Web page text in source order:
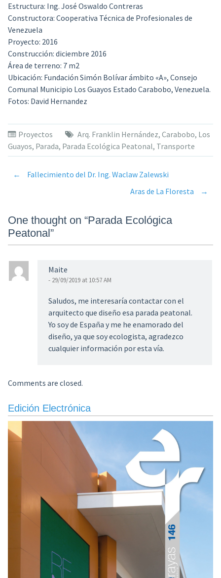
Estructura: Ing. José Oswaldo Contreras
Constructora: Cooperativa Técnica de Profesionales de
Venezuela
Proyecto: 2016
Construcción: diciembre 2016
Área de terreno: 7 m2
Ubicación: Fundación Simón Bolívar ámbito «A», Consejo
Comunal Municipio Los Guayos Estado Carabobo, Venezuela.
Fotos: David Hernandez
Proyectos Arq. Franklin Hernández, Carabobo, Los
Guayos, Parada, Parada Ecológica Peatonal, Transporte
Post
navigation
←
Fallecimiento del Dr. Ing. Waclaw Zalewski
Aras de La Floresta
→
One thought on “Parada Ecológica
Peatonal”
Maite
- 29/09/2019 at 10:57 AM
Saludos, me interesaría contactar con el
arquitecto que diseño esa parada peatonal.
Yo soy de España y me he enamorado del
diseño, ya que soy ecologista, agradezco
cualquier información por esta vía.
Comments are closed.
Edición Electrónica